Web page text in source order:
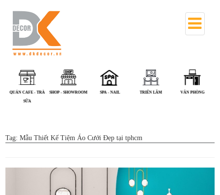
PHÒNG KHÁM - NHÀ
THUỐC
QUÁN ĂN
QUÁN CAFE - TRÀ
SHOP - SHOWROOM SPA - NAIL
Tag:Mẫu Thiết Kế Tiệm Áo Cưới Đẹp tại tphcm